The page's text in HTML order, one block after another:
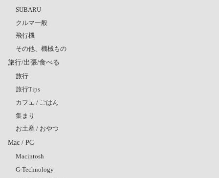
SUBARU
クルマ一般
飛行機
その他、機械もの
旅行/出張/食べる
旅行
旅行Tips
カフェ / ごはん
集まり
お土産 / おやつ
Mac / PC
Macintosh
G-Technology